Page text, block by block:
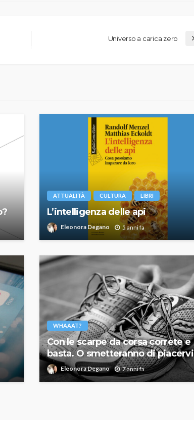
Universo a carica zero
ATTUALITÀ CULTURA LIBRI
L’intelligenza delle api
Eleonora Degano 5 anni fa
WHAAAT?
Con le scarpe da corsa correte e
basta. O smetteranno di piacervi
Eleonora Degano 7 anni fa